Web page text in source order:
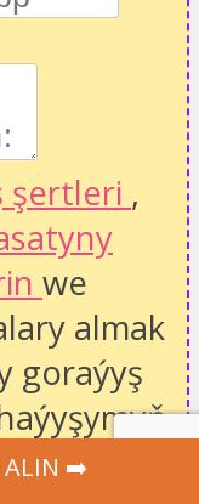
şertleri ,
we
almak
goraýyş
ALIN ➡️